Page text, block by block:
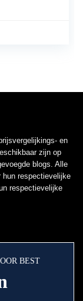
en
zijn op
blogs. Alle
hun respectievelijke
respectievelijke
BEST